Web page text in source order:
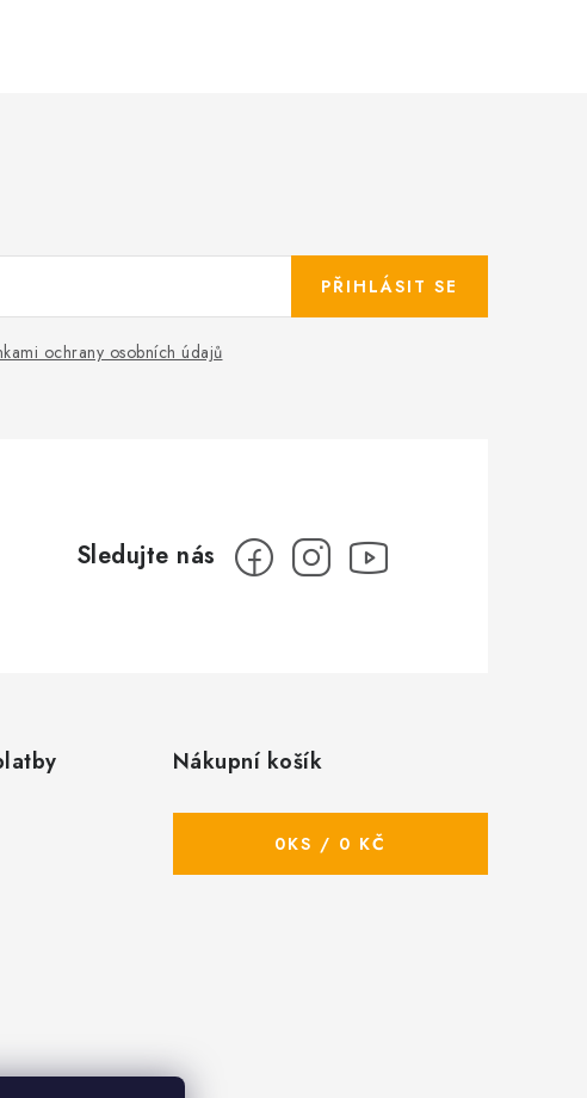
ochrany osobních údajů
PŘIHLÁSIT SE
Nákupní košík
0KS / 0 KČ